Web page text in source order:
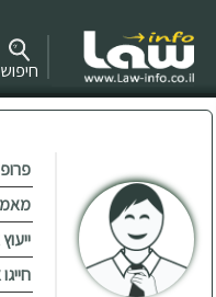
חיפוש